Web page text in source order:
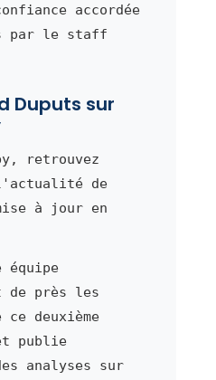
accordée
par le staff
Duputs sur
retrouvez
de
à jour en
près les
ce deuxième
publie
analyses sur